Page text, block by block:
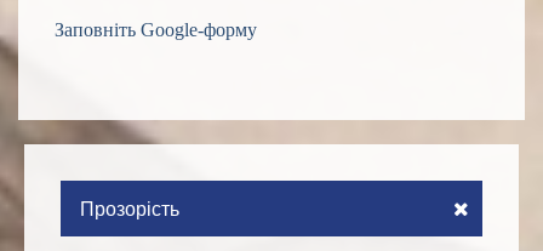
Заповніть Google-форму
Прозорість